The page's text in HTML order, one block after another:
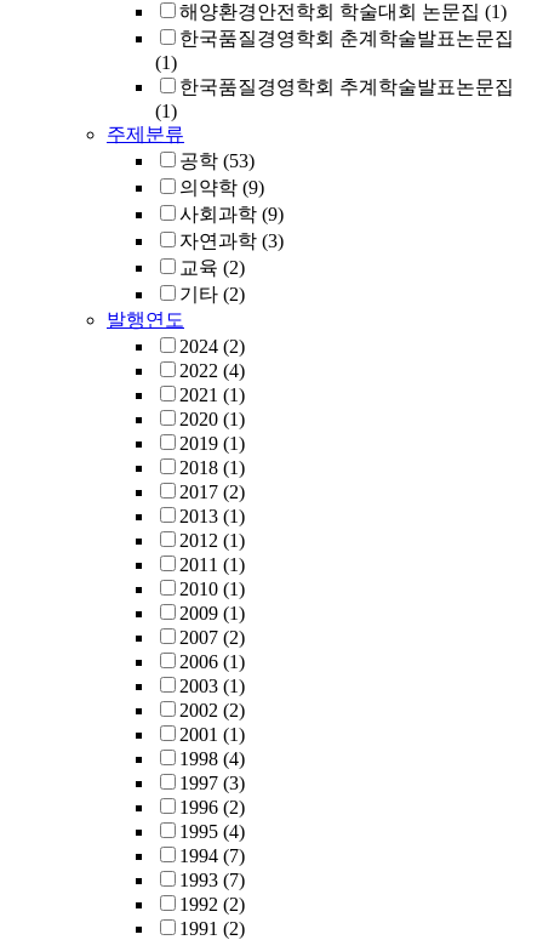
해양환경안전학회 학술대회 논문집 (1)
한국품질경영학회 춘계학술발표논문집
(1)
한국품질경영학회 추계학술발표논문집
(1)
주제분류
공학 (53)
의약학 (9)
사회과학 (9)
자연과학 (3)
교육 (2)
기타 (2)
발행연도
2024 (2)
2022 (4)
2021 (1)
2020 (1)
2019 (1)
2018 (1)
2017 (2)
2013 (1)
2012 (1)
2011 (1)
2010 (1)
2009 (1)
2007 (2)
2006 (1)
2003 (1)
2002 (2)
2001 (1)
1998 (4)
1997 (3)
1996 (2)
1995 (4)
1994 (7)
1993 (7)
1992 (2)
1991 (2)